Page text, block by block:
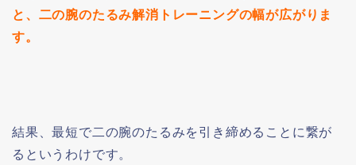
と、二の腕のたるみ解消トレーニングの幅が広がりま
す。
結果、最短で二の腕のたるみを引き締めることに繋が
るというわけです。